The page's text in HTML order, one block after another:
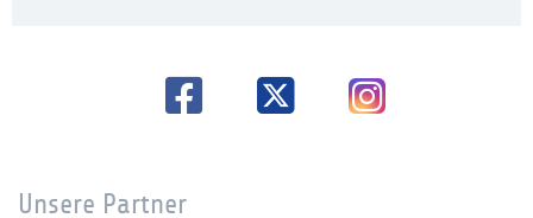
Unsere Partner